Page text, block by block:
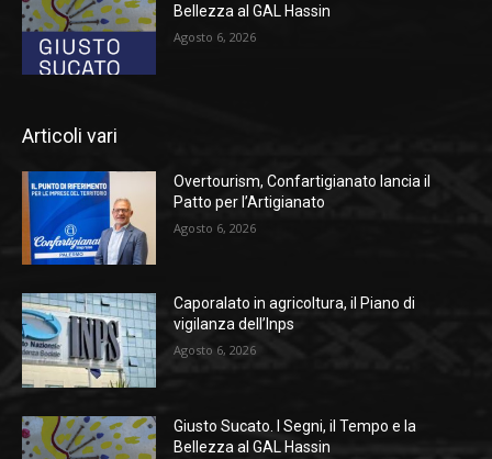
Bellezza al GAL Hassin
Agosto 6, 2026
Articoli vari
Overtourism, Confartigianato lancia il
Patto per l’Artigianato
Agosto 6, 2026
Caporalato in agricoltura, il Piano di
vigilanza dell’Inps
Agosto 6, 2026
Giusto Sucato. I Segni, il Tempo e la
Bellezza al GAL Hassin